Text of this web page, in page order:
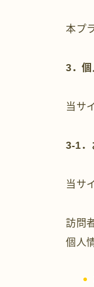
本プ
3 ．
当サ
3-1．
当サ
訪問
個人